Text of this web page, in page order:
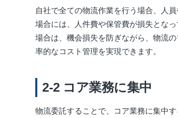
自社で全ての物流作業を行う場合、人
場合には、人件費や保管費が損失とな
場合は、機会損失を防ぎながら、物流
率的なコスト管理を実現できます。
コア業務に集中
物流委託することで、コア業務に集中